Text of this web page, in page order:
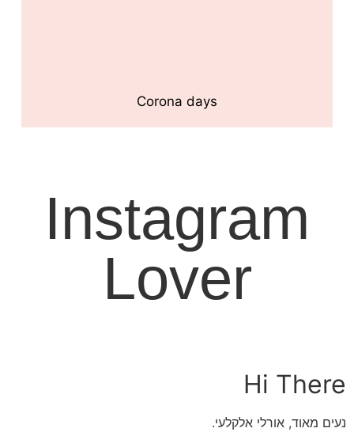
Corona days
Instagram
Lover
Hi There
נעים מאוד, אורלי אלקלעי.